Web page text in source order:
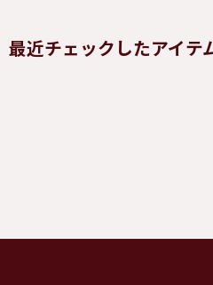
最近チェックしたアイテ